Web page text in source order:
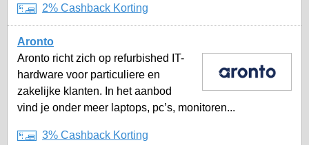
2% Cashback Korting
Aronto
Aronto richt zich op refurbished IT-
hardware voor particuliere en
zakelijke klanten. In het aanbod
vind je onder meer laptops, pc’s, monitoren...
3% Cashback Korting